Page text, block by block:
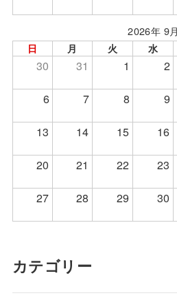
2026年 9月
日 月 火 水
30 31 1 2
6 7 8 9
13 14 15 16
20 21 22 23
27 28 29 30
カテゴリー